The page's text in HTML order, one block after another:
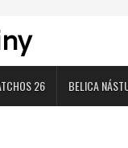
26 BELICA